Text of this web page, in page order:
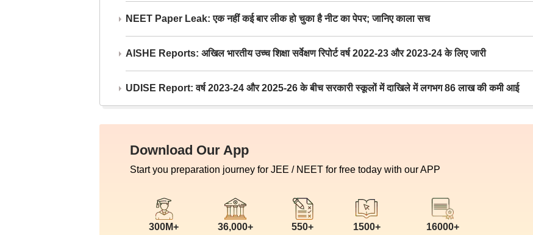
NEET Paper Leak: एक नहीं कई बार लीक हो चुका है नीट का पेपर; जानिए काला सच
AISHE Reports: अखिल भारतीय उच्च शिक्षा सर्वेक्षण रिपोर्ट वर्ष 2022-23 और 2023-24 के लिए जारी
UDISE Report: वर्ष 2023-24 और 2025-26 के बीच सरकारी स्कूलों में दाखिले में लगभग 86 लाख की कमी आई
Download Our App
Start you preparation journey for JEE / NEET for free today with our APP
300M+ 36,000+ 550+ 1500+ 16000+